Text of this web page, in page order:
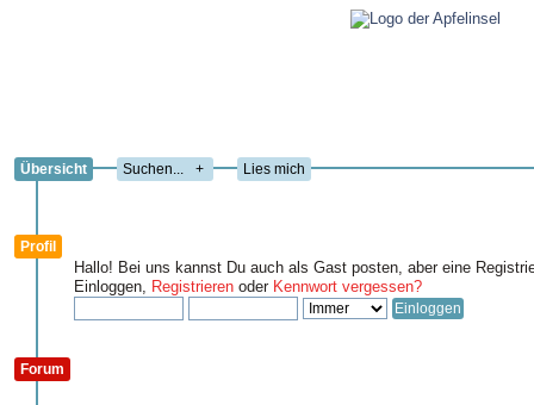
Übersicht + Lies mich
Profil
Hallo! Bei uns kannst Du auch als Gast posten, aber eine
Einloggen, Registrieren oder Kennwort vergessen?
Forum